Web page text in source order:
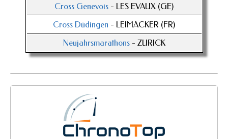
Cross Genevois - LES EVAUX (GE)
Cross Düdingen - LEIMACKER (FR)
Neujahrsmarathons - ZURICK